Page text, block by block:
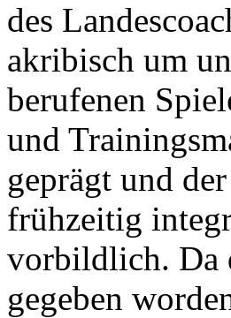
des
akribisch um
berufenen
und
geprägt und
frühzeitig
vorbildlich. Da
gegeben